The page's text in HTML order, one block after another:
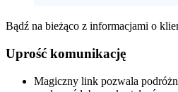
Bądź na bieżąco z informacjami o
Uprość komunikację
Magiczny link pozwala